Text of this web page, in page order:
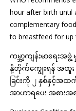
hour after birth until
complementary
to breastfeed for up
ကမ္ဘာ့ကျန်းမာရေး
နို့တိုက်ကျွေးရန် အထူး
ခြင်းကို ၂ နှစ်နှင့်
အာဟာရပေး အစားအ